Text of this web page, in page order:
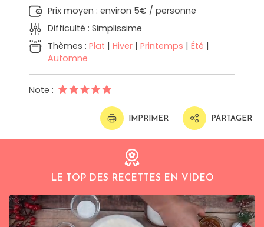
Prix moyen : environ 5€ / personne
Difficulté : Simplissime
Thèmes : Plat | Hiver | Printemps | Été |
Automne
Note :
IMPRIMER PARTAGER
LE TOP DES RECETTES EN VIDEO